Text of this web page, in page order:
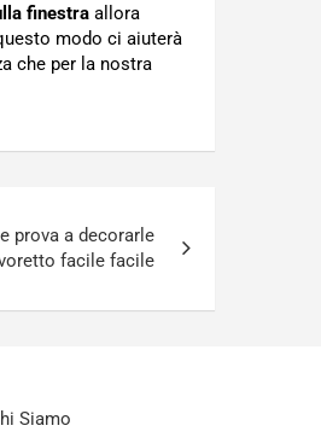
finestra allora
modo ci aiuterà
che per la nostra
prova a decorarle
facile facile
Siamo